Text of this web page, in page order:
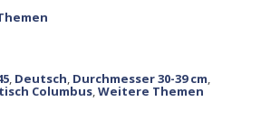
, Deutsch, Durchmesser 30-39 cm,
Columbus,Weitere Themen